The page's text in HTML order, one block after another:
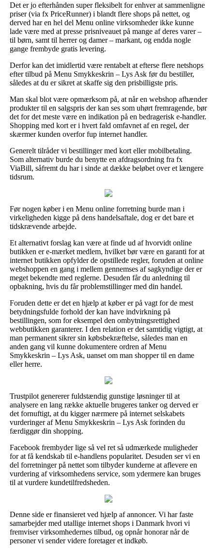
Det er jo efterhånden super fleksibelt for enhver at sammenligne
priser (via fx PriceRunner) i blandt flere shops på nettet, og
derved har en hel del Menu online virksomheder ikke kunne
lade være med at presse prisniveauet på mange af deres varer –
til børn, samt til herrer og damer – markant, og endda nogle
gange frembyde gratis levering.
Derfor kan det imidlertid være rentabelt at efterse flere netshops
efter tilbud på Menu Smykkeskrin – Lys Ask før du bestiller,
således at du er sikret at skaffe sig den prisbilligste pris.
Man skal blot være opmærksom på, at når en webshop afhænder
produkter til en salgspris der kan ses som uhørt fremragende, bør
det for det meste være en indikation på en bedragerisk e-handler.
Shopping med kort er i hvert fald omfavnet af en regel, der
skærmer kunden overfor fup internet handler.
Generelt tilråder vi bestillinger med kort eller mobilbetaling.
Som alternativ burde du benytte en afdragsordning fra fx
ViaBill, såfremt du har i sinde at dække beløbet over et længere
tidsrum.
Før nogen køber i en Menu online forretning burde man i
virkeligheden kigge på dens handelsaftale, dog er det bare et
tidskrævende arbejde.
Et alternativt forslag kan være at finde ud af hvorvidt online
butikken er e-mærket medlem, hvilket bør være en garanti for at
internet butikken opfylder de opstillede regler, foruden at online
webshoppen en gang i mellem gennemses af sagkyndige der er
meget bekendte med reglerne. Desuden får du anledning til
opbakning, hvis du får problemstillinger med din handel.
Foruden dette er det en hjælp at køber er på vagt for de mest
betydningsfulde forhold der kan have indvirkning på
bestillingen, som for eksempel den ombytningsrettighed
webbutikken garanterer. I den relation er det samtidig vigtigt, at
man permanent sikrer sin købsbekræftelse, således man en
anden gang vil kunne dokumentere ordren af Menu
Smykkeskrin – Lys Ask, uanset om man shopper til en dame
eller herre.
Trustpilot genererer fuldstændig gunstige løsninger til at
analysere en lang række aktuelle brugeres tanker og derved er
det fornuftigt, at du kigger nærmere på internet selskabets
vurderinger af Menu Smykkeskrin – Lys Ask forinden du
færdiggør din shopping.
Facebook frembyder lige så vel ret så udmærkede muligheder
for at få kendskab til e-handlens popularitet. Desuden ser vi en
del forretninger på nettet som tilbyder kunderne at aflevere en
vurdering af virksomhedens service, som ydermere kan bruges
til at vurdere kundetilfredsheden.
Denne side er finansieret ved hjælp af annoncer. Vi har faste
samarbejder med utallige internet shops i Danmark hvori vi
fremviser virksomhedernes tilbud, og opnår honorar når de
personer vi sender videre foretager et indkøb.